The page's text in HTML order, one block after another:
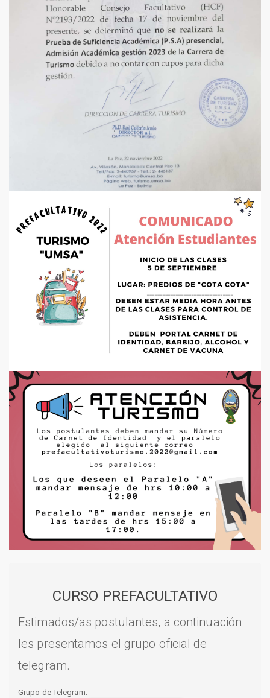
CURSO PREFACULTATIVO
Estimados/as postulantes, a continuación
les presentamos el grupo oficial de
telegram.
Grupo de Telegram: